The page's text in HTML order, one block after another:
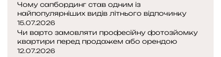
Чому сапбординг став одним із
найпопулярніших видів літнього відпочинку
15.07.2026
Чи варто замовляти професійну фотозйомку
квартири перед продажем або орендою
12.07.2026